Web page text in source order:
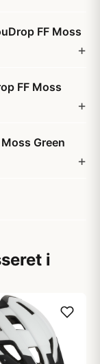
FF Moss
FF Moss
Green
i